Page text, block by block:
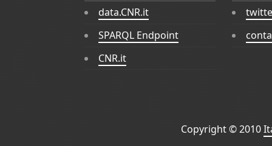
data.CNR.it
SPARQL Endpoint
CNR.it
Copyright © 2010